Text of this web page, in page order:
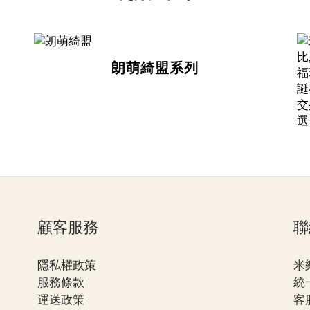
朗萌綺盟系列
顧客服務
隱私權政策
服務條款
運送政策
米
統
客